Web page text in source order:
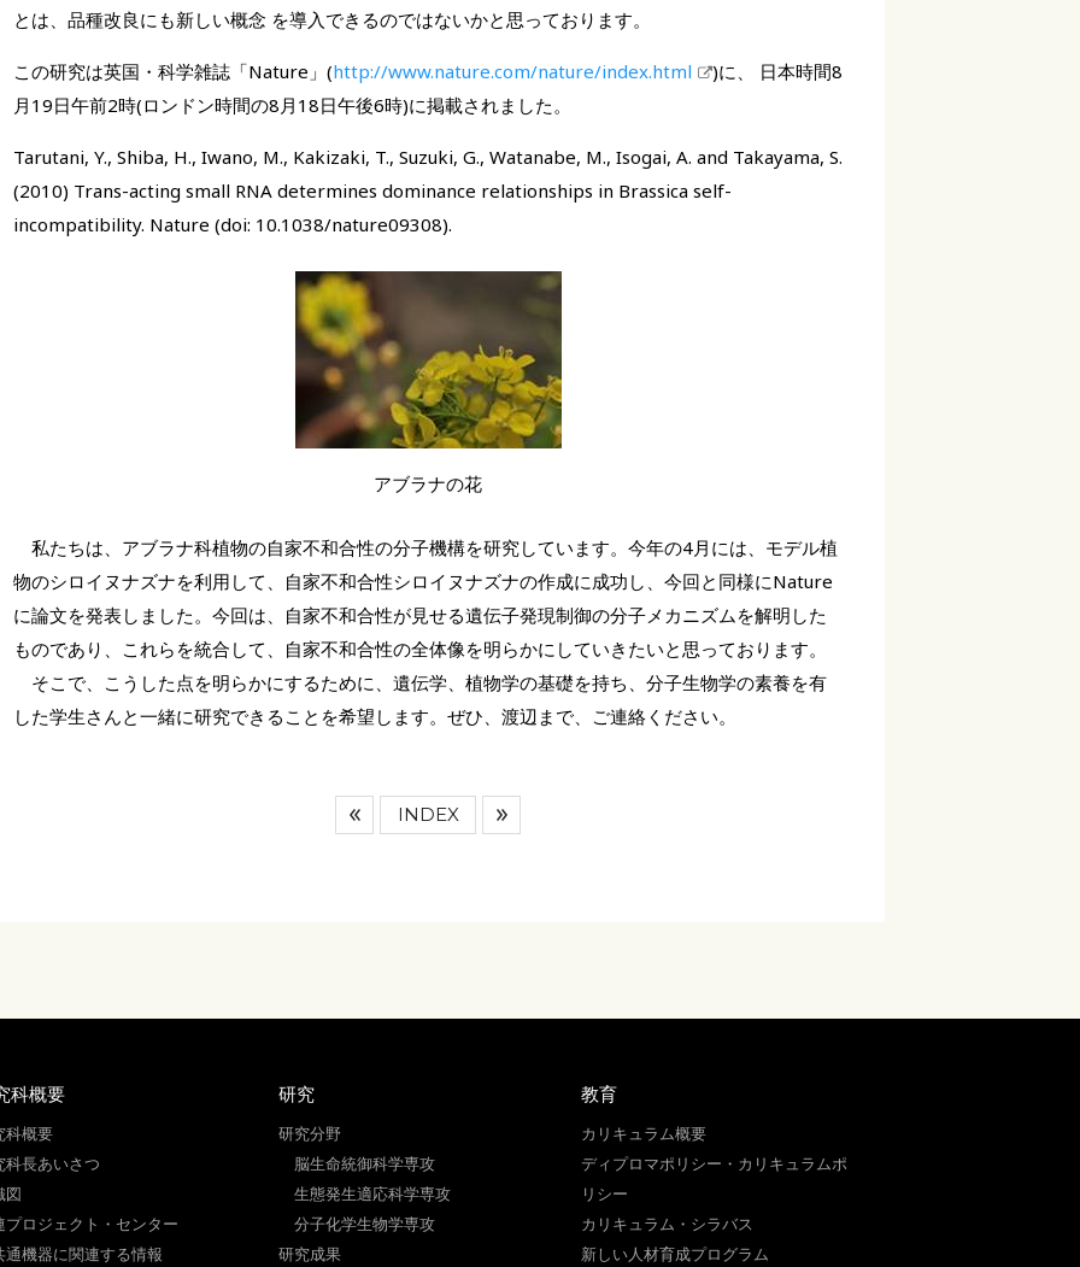
とは、品種改良にも新しい概念 を導入できるのではないかと思っております。
この研究は英国・科学雑誌「Nature」(http://www.nature.com/nature/index.html
)に、 日本時間8
月19日午前2時(ロンドン時間の8月18日午後6時)に掲載されました。
Tarutani, Y., Shiba, H., Iwano, M., Kakizaki, T., Suzuki, G., Watanabe, M., Isogai, A. and Takayama, S.
(2010) Trans-acting small RNA determines dominance relationships in Brassica self-
incompatibility. Nature (doi: 10.1038/nature09308).
アブラナの花
私たちは、アブラナ科植物の自家不和合性の分子機構を研究しています。今年の4月には、モデル植
物のシロイヌナズナを利用して、自家不和合性シロイヌナズナの作成に成功し、今回と同様にNature
に論文を発表しました。今回は、自家不和合性が見せる遺伝子発現制御の分子メカニズムを解明した
ものであり、これらを統合して、自家不和合性の全体像を明らかにしていきたいと思っております。
そこで、こうした点を明らかにするために、遺伝学、植物学の基礎を持ち、分子生物学の素養を有
した学生さんと一緒に研究できることを希望します。ぜひ、渡辺まで、ご連絡ください。
INDEX
科概要
科概要
科長あいさつ
図
プロジェクト・センター
通機器に関連する情報
研究
研究分野
脳生命統御科学専攻
生態発生適応科学専攻
分子化学生物学専攻
研究成果
教育
カリキュラム概要
ディプロマポリシー・カリキュラムポ
リシー
カリキュラム・シラバス
新しい人材育成プログラム